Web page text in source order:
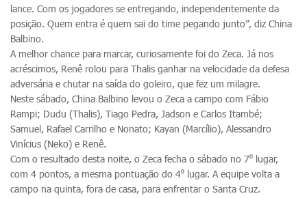
lance. Com os jogadores se entregando, independentemente da
posição. Quem entra é quem sai do time pegando junto”, diz China
Balbino.
A melhor chance para marcar, curiosamente foi do Zeca. Já nos
acréscimos, Renê rolou para Thalis ganhar na velocidade da defesa
adversária e chutar na saída do goleiro, que fez um milagre.
Neste sábado, China Balbino levou o Zeca a campo com Fábio
Rampi; Dudu (Thalis), Tiago Pedra, Jadson e Carlos Itambé;
Samuel, Rafael Carrilho e Nonato; Kayan (Marcílio), Alessandro
Vinícius (Neko) e Renê.
Com o resultado desta noite, o Zeca fecha o sábado no 7⁰ lugar,
com 4 pontos, a mesma pontuação do 4⁰ lugar. A equipe volta a
campo na quinta, fora de casa, para enfrentar o Santa Cruz.